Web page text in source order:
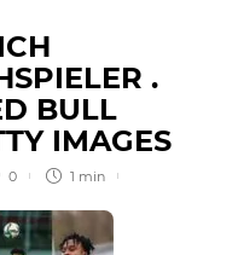
.
BULL
IMAGES
0
1 min